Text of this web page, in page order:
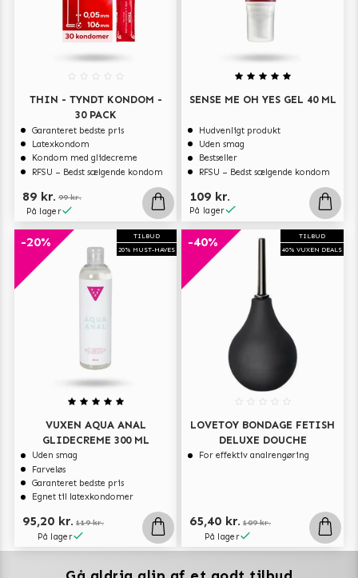
THIN - TYNDT KONDOM -
30 PACK
Garanteret bedste pris
Latexkondom
Kondom med glidecreme
RFSU – Bedst sælgende kondom
89 kr. 99 kr.
På lager
SENSE ME OH YES GEL 40 ML
Hudvenligt produkt
Uden smag
Bestseller
RFSU – Bedst sælgende kondom
109 kr.
På lager
TILBUD
20% MUST-HAVES
-20%
VUXEN AQUA ANAL
GLIDECREME 300 ML
Uden smag
Farveløs
Garanteret bedste pris
Egnet til latexkondomer
95,20 kr. 119 kr.
På lager
TILBUD
40% VUXEN DEALS
-40%
LOVETOY BONDAGE FETISH
DELUXE DOUCHE
For effektiv analrengøring
65,40 kr. 109 kr.
På lager